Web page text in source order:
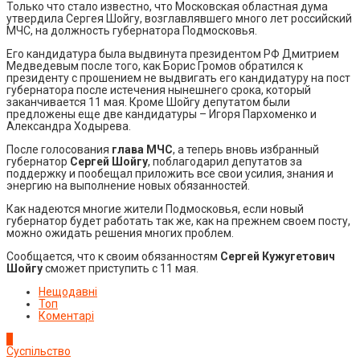
Только что стало известно, что Московская областная дума
утвердила Сергея Шойгу, возглавлявшего много лет российский
МЧС, на должность губернатора Подмосковья.
Его кандидатура была выдвинута президентом РФ Дмитрием
Медведевым после того, как Борис Громов обратился к
президенту с прошением не выдвигать его кандидатуру на пост
губернатора после истечения нынешнего срока, который
заканчивается 11 мая. Кроме Шойгу депутатом были
предложены еще две кандидатуры – Игоря Пархоменко и
Александра Ходырева.
После голосования глава МЧС, а теперь вновь избранный
губернатор Сергей Шойгу, поблагодарил депутатов за
поддержку и пообещал приложить все свои усилия, знания и
энергию на выполнение новых обязанностей.
Как надеются многие жители Подмосковья, если новый
губернатор будет работать так же, как на прежнем своем посту,
можно ожидать решения многих проблем.
Сообщается, что к своим обязанностям Сергей Кужугетович
Шойгусможет приступить с 11 мая.
Нещодавні
Топ
Коментарі
Суспільство